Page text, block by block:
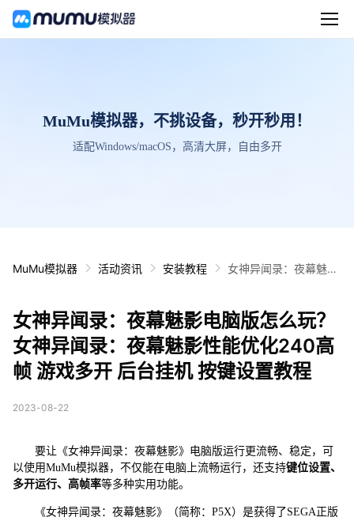
MuMu模拟器，不挑设备，秒开秒用！
适配Windows/macOS，高清大屏，自由多开
MuMu模拟器 活动资讯 安装教程
女神异闻录：夜幕魅影
化240高帧 游戏多开
后台挂机 按键设置教程
女神异闻录：夜幕魅影电脑版怎么玩？
女神异闻录：夜幕魅影性能优化240高
帧 游戏多开 后台挂机 按键设置教程
2023-08-22
要让《女神异闻录：夜幕魅影》电脑版运行更流畅、稳定，可
以使用MuMu模拟器，不仅能在电脑上流畅运行，还支持键位设置、
多开运行、高帧率等多种实用功能。
《女神异闻录：夜幕魅影》（简称：P5X）是获得了SEGA正版